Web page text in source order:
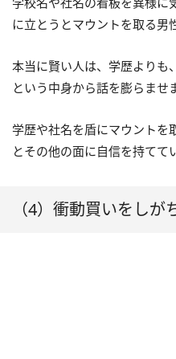
に立とうとマウントを取る男
本当に賢い人は、学歴よりも
という中身から話を膨らませ
学歴や社名を盾にマウントを
とその他の面に自信を持てて
（4）衝動買いをしが